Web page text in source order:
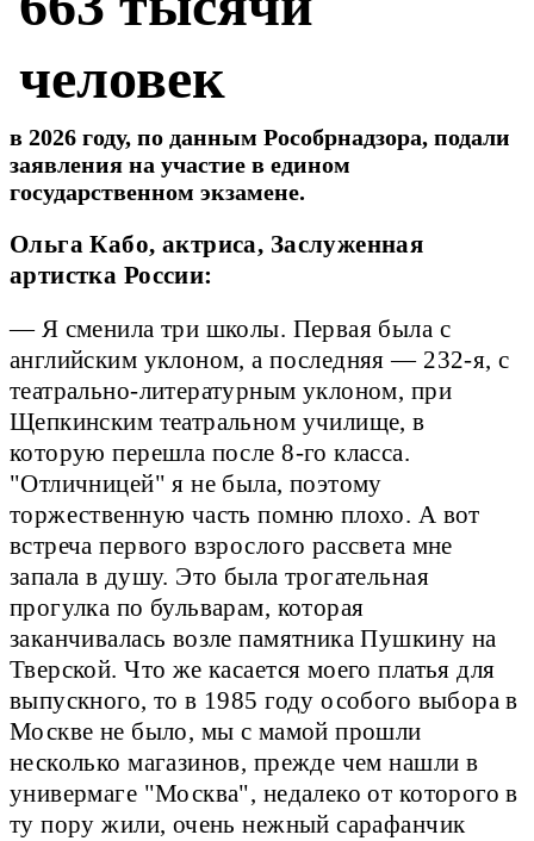
человек
в 2026 году, по данным Рособрнадзора, подали
заявления на участие в едином
государственном экзамене.
Ольга Кабо, актриса, Заслуженная
артистка России:
— Я сменила три школы. Первая была с
английским уклоном, а последняя — 232-я, с
театрально-литературным уклоном, при
Щепкинским театральном училище, в
которую перешла после 8-го класса.
"Отличницей" я не была, поэтому
торжественную часть помню плохо. А вот
встреча первого взрослого рассвета мне
запала в душу. Это была трогательная
прогулка по бульварам, которая
заканчивалась возле памятника Пушкину на
Тверской. Что же касается моего платья для
выпускного, то в 1985 году особого выбора в
Москве не было, мы с мамой прошли
несколько магазинов, прежде чем нашли в
универмаге "Москва", недалеко от которого в
ту пору жили, очень нежный сарафанчик